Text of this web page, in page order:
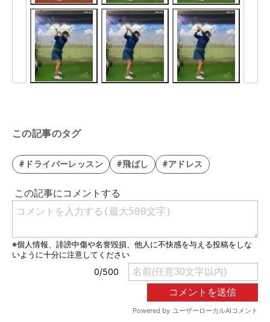
この記事のタグ
#ドライバーレッスン #飛ばし #アドレス